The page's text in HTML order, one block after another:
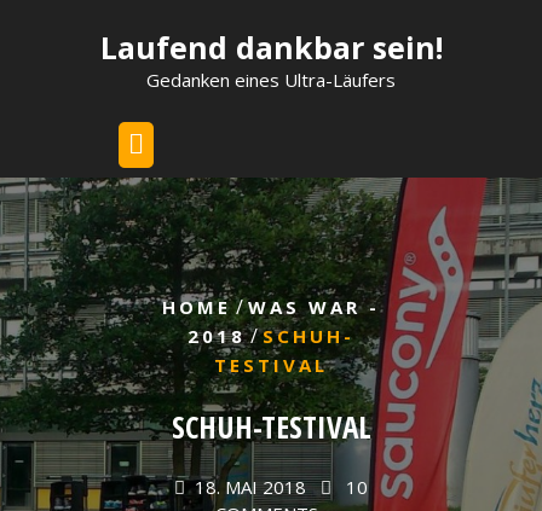
Laufend dankbar sein!
Gedanken eines Ultra-Läufers
HOME/WAS WAR -
2018/SCHUH-
TESTIVAL
SCHUH-TESTIVAL
18. MAI 2018
10